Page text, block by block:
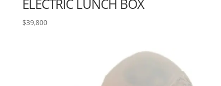
ELECTRIC LUNCH BOX
$39,800